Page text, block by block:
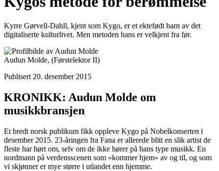
Kyrre Gørvell-Dahll, kjent som Kygo, er et ektefødt barn av det
digitaliserte kulturlivet. Men metoden hans er velkjent fra før.
Audun Molde, (Førstelektor II)
Publisert 20. desember 2015
KRONIKK: Audun Molde om
musikkbransjen
Et bredt norsk publikum fikk oppleve Kygo på Nobelkonserten i
desember 2015. 23-åringen fra Fana er allerede blitt en slik artist de
fleste har hørt om, selv om de ikke hører på hans type musikk. En
nordmann på verdensscenen som «kommer hjem» av og til, og som
vi skjønner er mye større i utlandet enn hjemme.